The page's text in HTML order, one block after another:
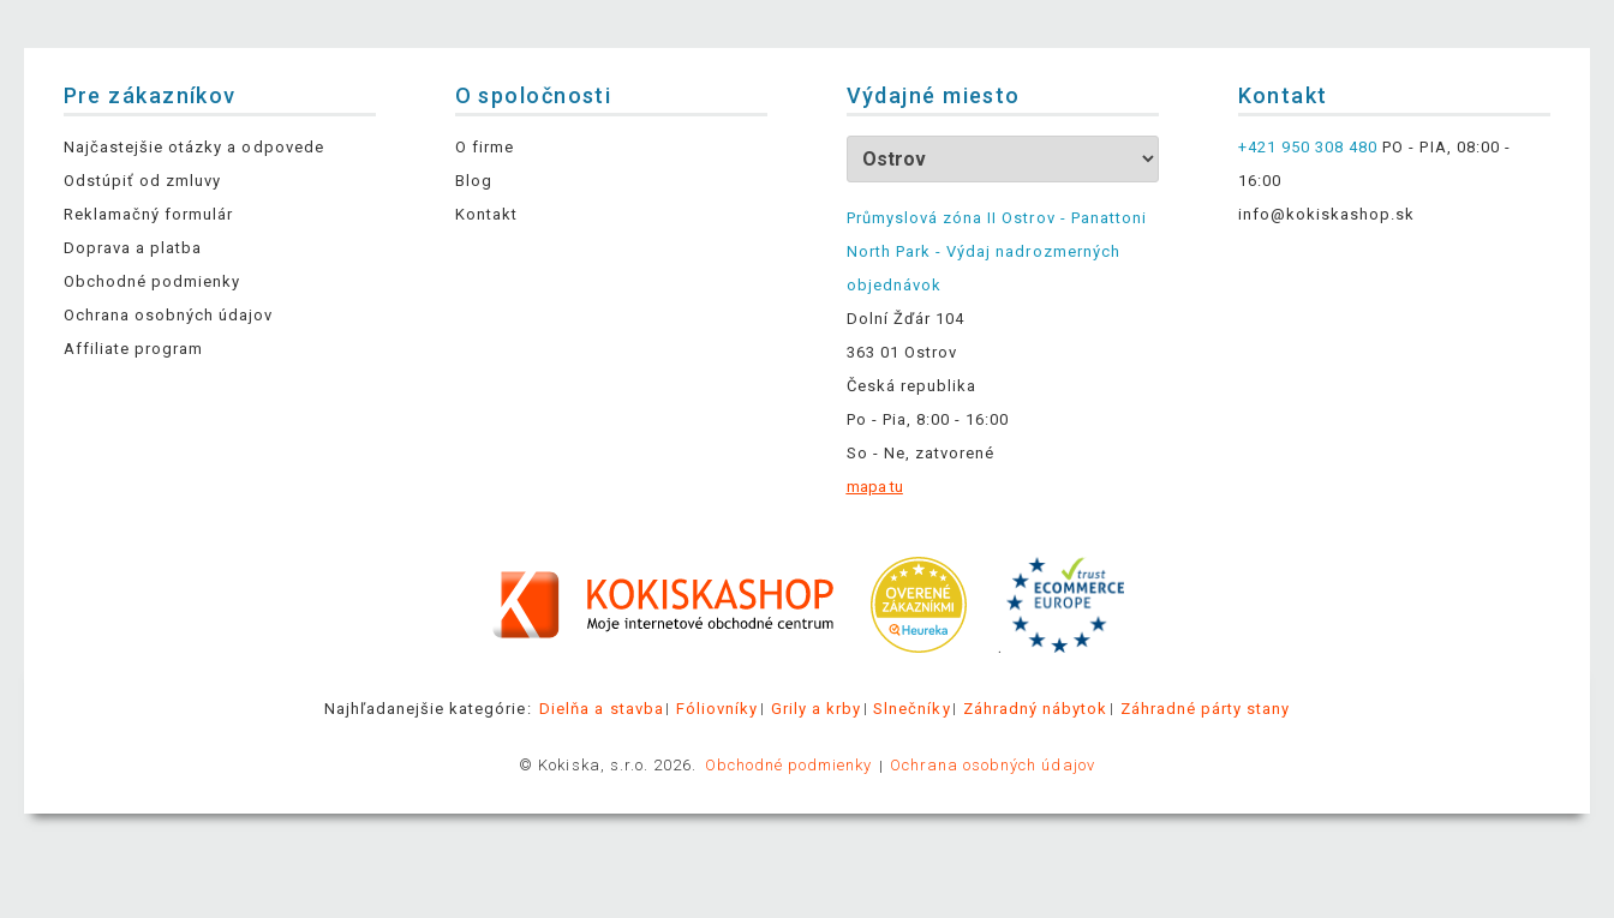
Pre zákazníkov
Najčastejšie otázky a odpovede
Odstúpiť od zmluvy
Reklamačný formulár
Doprava a platba
Obchodné podmienky
Ochrana osobných údajov
Affiliate program
O spoločnosti
O firme
Blog
Kontakt
Výdajné miesto
Průmyslová zóna II Ostrov - Panattoni
North Park - Výdaj nadrozmerných
objednávok
Dolní Žďár 104
363 01 Ostrov
Česká republika
Po - Pia, 8:00 - 16:00
So - Ne, zatvorené
mapa tu
Kontakt
+421 950 308 480 PO - PIA, 08:00 -
16:00
info@kokiskashop.sk
.
Najhľadanejšie kategórie: Dielňa a stavba Fóliovníky Grily a krby Slnečníky Záhradný nábytok Záhradné párty stany
© Kokiska, s.r.o. 2026. Obchodné podmienky Ochrana osobných údajov